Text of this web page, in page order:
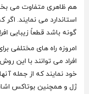
هم ظاهری متفاوت می
استاندارد می نمایند. اگر
گونه باشد قطعاً زیبایی
امروزه راه های مختلفی
افراد می‌ توانند با این
خود نمایند که از جمله
ژل و همچنین بوتاکس